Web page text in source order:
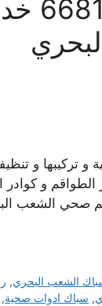
سباك
و تركيبها و
الطواقم و
صحي الشعب
الشعب البحري,
, سباك ادوات صحية,